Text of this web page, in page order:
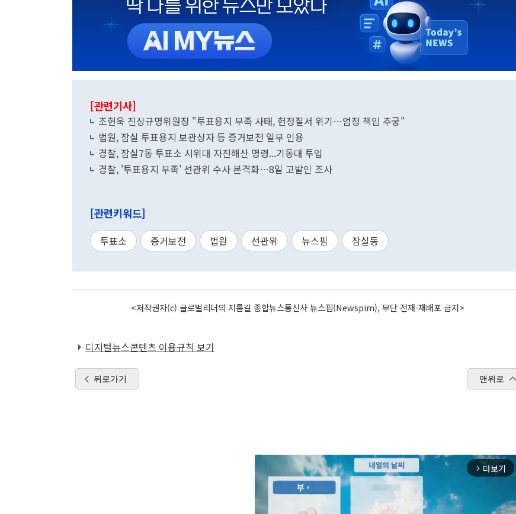
[관련기사]
조현욱 진상규명위원장 "투표용지 부족 사태, 헌정질서 위기…엄정 책임 추궁"
법원, 잠실 투표용지 보관상자 등 증거보전 일부 인용
경찰, 잠실7동 투표소 시위대 자진해산 명령...기동대 투입
경찰, '투표용지 부족' 선관위 수사 본격화…8일 고발인 조사
[관련키워드]
투표소 증거보전 법원 선관위 뉴스핌 잠실동
<저작권자(c) 글로벌리더의 지름길 종합뉴스통신사 뉴스핌(Newspim), 무단 전재-재배포 금지>
디지털뉴스콘텐츠 이용규칙 보기
뒤로가기 맨위로
arrow_forward_ios 더보기